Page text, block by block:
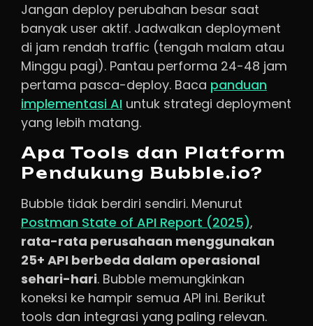
Jangan deploy perubahan besar saat
banyak user aktif. Jadwalkan deployment
di jam rendah traffic (tengah malam atau
Minggu pagi). Pantau performa 24-48 jam
pertama pasca-deploy. Baca panduan
implementasi AI untuk strategi deployment
yang lebih matang.
Apa Tools dan Platform
Pendukung Bubble.io?
Bubble tidak berdiri sendiri. Menurut
Postman State of API Report (2025),
rata-rata perusahaan menggunakan
25+ API berbeda dalam operasional
sehari-hari. Bubble memungkinkan
koneksi ke hampir semua API ini. Berikut
tools dan integrasi yang paling relevan.